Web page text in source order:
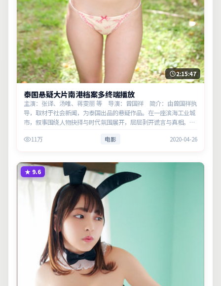
2:15:47
泰国悬疑大片南港档案多终端播放
主演：张译、汤唯、蒋雯丽 等 导演：曾国祥 简介：由曾国祥执
导，取材于社会新闻，为泰国出品的悬疑作品。在一座滨海工业城
市，叙事围绕人物抉择与时代氛围展开，层层剥开谎言与真相。主
11万 电影 2020-04-26
★ 9.6